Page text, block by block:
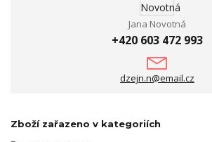
Jana Novotná
+420 603 472 993
dzejn.n@email.cz
Zboží zařazeno v kategoriích